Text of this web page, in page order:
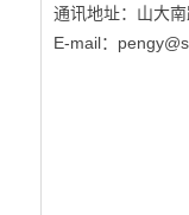
通讯地址：山大
E-mail：